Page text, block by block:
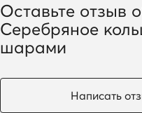
Оставьте отзыв
Серебряное
шарами
Написать